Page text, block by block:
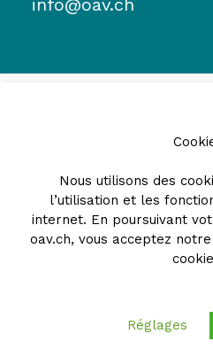
info@oav.ch
Nous utilisons des
l’utilisation et les
internet. En poursuivant
oav.ch, vous acceptez notre
Réglages